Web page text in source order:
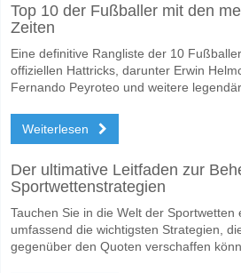
Das Spiel zwischen NK Lokomotiva
NK Lokomotiva Zagreb für den
Ja für Beide Teams Erzielen, mit einem
Wofür ist die richtige
Auf der riskanten Seite, können Sie das
Top 10 der Fußballer mit den
Zeiten
Eine definitive Rangliste der 10
offiziellen Hattricks, darunter Erwin
Fernando Peyroteo und weitere
Weiterlesen
Der ultimative Leitfaden zur
Sportwettenstrategien
Tauchen Sie in die Welt der Sportwetten
umfassend die wichtigsten Strategien,
gegenüber den Quoten verschaffen